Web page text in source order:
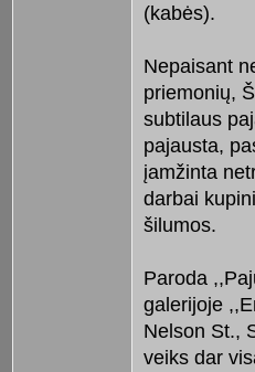
(kabės).
Nepaisant
priemonių,
subtilaus
pajausta,
įamžinta
darbai
šilumos.
Paroda
galerijoje
Nelson St.,
veiks dar